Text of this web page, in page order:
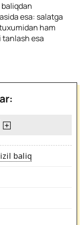
esa: salatga
ham
esa
baliq